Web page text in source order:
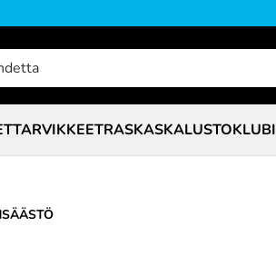
TARVIKKEETRASKASKALUSTOKLUBI